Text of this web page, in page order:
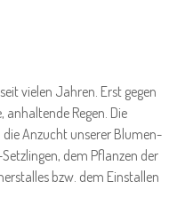
vielen Jahren. Erst gegen
anhaltende Regen. Die
Anzucht unserer Blumen-
dem Pflanzen der
bzw. dem Einstallen